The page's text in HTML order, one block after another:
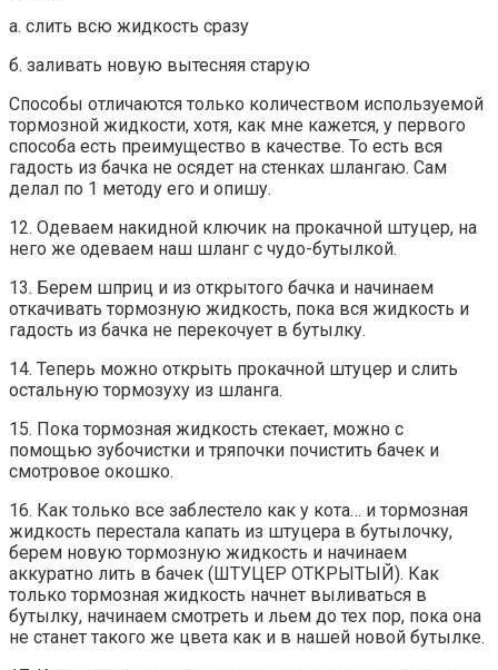
а. слить всю жидкость сразу
б. заливать новую вытесняя старую
Способы отличаются только количеством используемой
тормозной жидкости, хотя, как мне кажется, у первого
способа есть преимущество в качестве. То есть вся
гадость из бачка не осядет на стенках шлангаю. Сам
делал по 1 методу его и опишу.
12. Одеваем накидной ключик на прокачной штуцер, на
него же одеваем наш шланг с чудо-бутылкой.
13. Берем шприц и из открытого бачка и начинаем
откачивать тормозную жидкость, пока вся жидкость и
гадость из бачка не перекочует в бутылку.
14. Теперь можно открыть прокачной штуцер и слить
остальную тормозуху из шланга.
15. Пока тормозная жидкость стекает, можно с
помощью зубочистки и тряпочки почистить бачек и
смотровое окошко.
16. Как только все заблестело как у кота… и тормозная
жидкость перестала капать из штуцера в бутылочку,
берем новую тормозную жидкость и начинаем
аккуратно лить в бачек (ШТУЦЕР ОТКРЫТЫЙ). Как
только тормозная жидкость начнет выливаться в
бутылку, начинаем смотреть и льем до тех пор, пока она
не станет такого же цвета как и в нашей новой бутылке.